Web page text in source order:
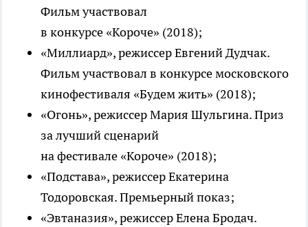
Фильм участвовал
в конкурсе «Короче» (2018);
«Миллиард», режиссер Евгений Дудчак.
Фильм участвовал в конкурсе московского
кинофестиваля «Будем жить» (2018);
«Огонь», режиссер Мария Шульгина. Приз
за лучший сценарий
на фестивале «Короче» (2018);
«Подстава», режиссер Екатерина
Тодоровская. Премьерный показ;
«Эвтаназия», режиссер Елена Бродач.